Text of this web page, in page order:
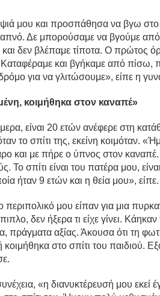
μου και προσπάθησα να βγω
Δε μπορούσαμε να βγούμε από
δεν βλέπαμε τίποτα. Ο πρώτος
και βγήκαμε από πίσω,
για να γλιτώσουμε», είπε η
κοιμήθηκα στον καναπέ»
είναι 20 ετών ανέφερε στη
το σπίτι της, εκείνη κοιμόταν.
και με πήρε ο ύπνος στον
Το σπίτι είναι του πατέρα μου,
ήταν 9 ετών και η θεία μου», είπε.
μου είπαν για μια
δεν ήξερα τι είχε γίνει.
πράγματα αξίας. Άκουσα ότι τη
κοιμήθηκα στο σπίτι του παιδιού.
«η διανυκτέρευσή μου εκεί